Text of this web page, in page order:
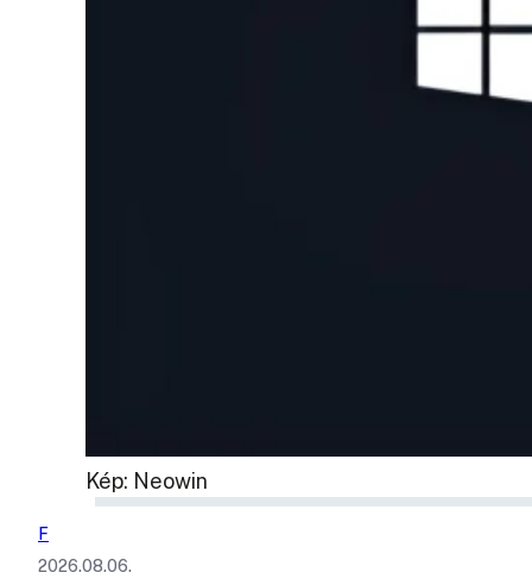
Kép: Neowin
F
2026.08.06.